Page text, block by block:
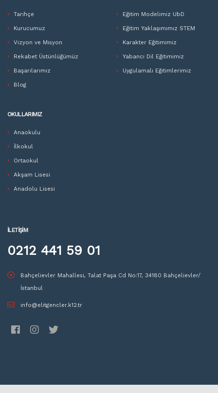
Tarihçe
Kurucumuz
Vizyon ve Misyon
Rekabet Üstünlüğümüz
Başarılarımız
Blog
Eğitim Modelimiz UbD
Eğitim Yaklaşımımız STEM
Karakter Eğitimimiz
Yabancı Dil Eğitimimiz
Uygulamalı Eğitimlerimiz
OKULLARIMIZ
Anaokulu
İlkokul
Ortaokul
Akşam Lisesi
Anadolu Lisesi
İLETIŞIM
0212 441 59 01
Bahçelievler Mahallesi, Talat Paşa Cd No:17, 34180 Bahçelievler/
İstanbul
info@elitgencler.k12.tr